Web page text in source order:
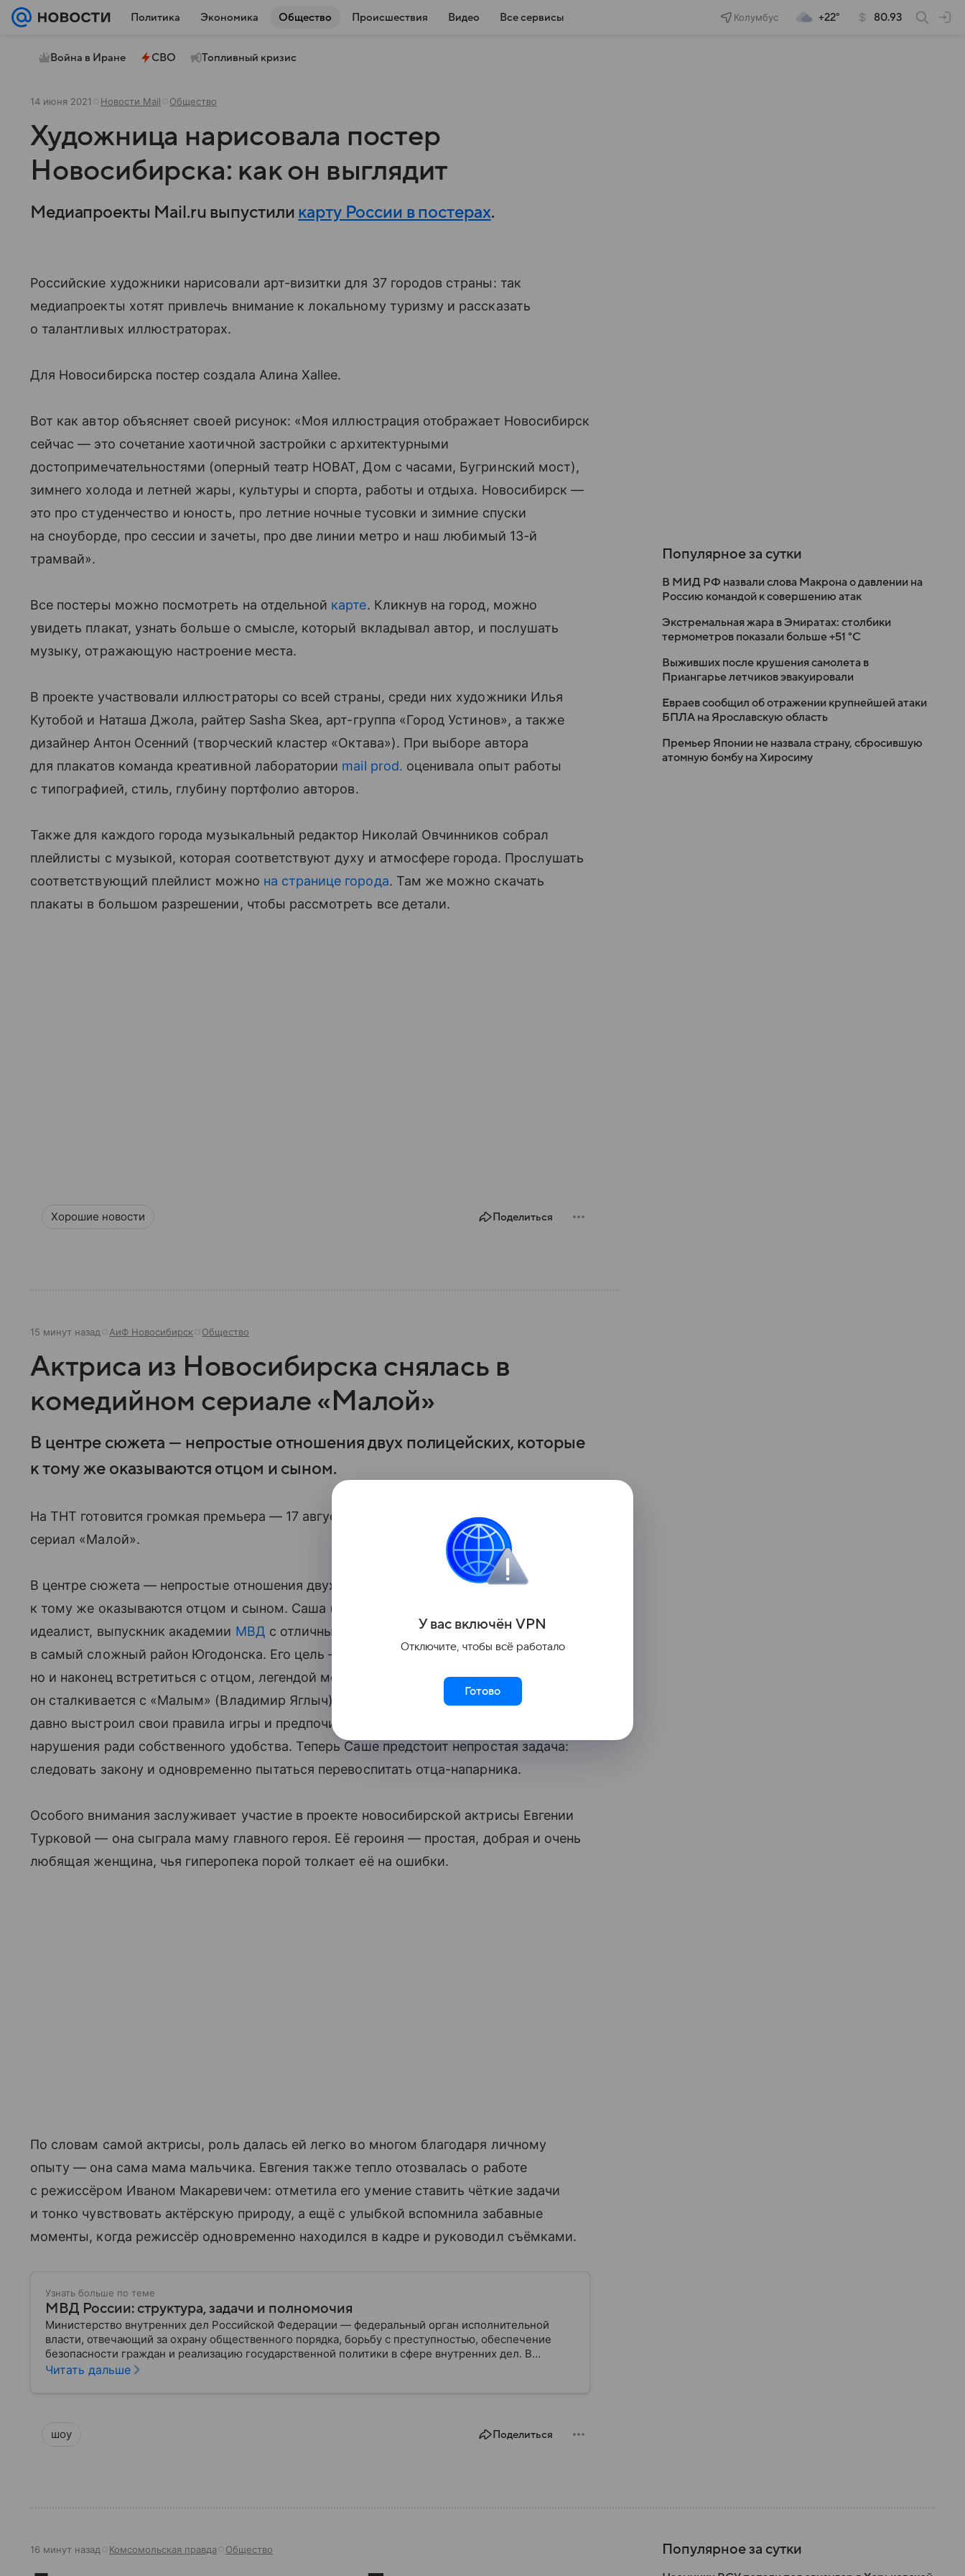
Политика Экономика Общество Происшествия Видео Все сервисы Колумбус +22° 80.93
Война в Иране СВО Топливный кризис
14 июня 2021 Новости Mail Общество
Художница нарисовала постер
Новосибирска: как он выглядит
Медиапроекты Mail.ru выпустили карту России в постерах.
Российские художники нарисовали арт-визитки для 37 городов страны: так
медиапроекты хотят привлечь внимание к локальному туризму и рассказать
о талантливых иллюстраторах.
Для Новосибирска постер создала Алина Xallee.
Вот как автор объясняет своей рисунок: «Моя иллюстрация отображает Новосибирск
сейчас — это сочетание хаотичной застройки с архитектурными
достопримечательностями (оперный театр НОВАТ, Дом с часами, Бугринский мост),
зимнего холода и летней жары, культуры и спорта, работы и отдыха. Новосибирск —
это про студенчество и юность, про летние ночные тусовки и зимние спуски
на сноуборде, про сессии и зачеты, про две линии метро и наш любимый 13-й
трамвай».
Все постеры можно посмотреть на отдельной карте. Кликнув на город, можно
увидеть плакат, узнать больше о смысле, который вкладывал автор, и послушать
музыку, отражающую настроение места.
В проекте участвовали иллюстраторы со всей страны, среди них художники Илья
Кутобой и Наташа Джола, райтер Sasha Skea, арт-группа «Город Устинов», а также
дизайнер Антон Осенний (творческий кластер «Октава»). При выборе автора
для плакатов команда креативной лаборатории mail prod. оценивала опыт работы
с типографией, стиль, глубину портфолио авторов.
Также для каждого города музыкальный редактор Николай Овчинников собрал
плейлисты с музыкой, которая соответствуют духу и атмосфере города. Прослушать
соответствующий плейлист можно на странице города. Там же можно скачать
плакаты в большом разрешении, чтобы рассмотреть все детали.
Хорошие новости Поделиться
15 минут назад АиФ Новосибирск Общество
Актриса из Новосибирска снялась в
комедийном сериале «Малой»
В центре сюжета — непростые отношения двух полицейских, которые
к тому же оказываются отцом и сыном.
На ТНТ готовится громкая премьера — 17 августа в 20:00 стартует комедийный
сериал «Малой».
В центре сюжета — непростые отношения двух полицейских, которые
к тому же оказываются отцом и сыном. Саша (Тимофей Кочнев) — молодой
идеалист, выпускник академии МВД с отличными оценками, — попадает на службу
в самый сложный район Югодонска. Его цель — не только раскрыть запутанные дела,
но и наконец встретиться с отцом, легендой местного розыска. Однако вместо героя
он сталкивается с «Малым» (Владимир Яглыч) — опытным оперативником, который
давно выстроил свои правила игры и предпочитает закрывать глаза на мелкие
нарушения ради собственного удобства. Теперь Саше предстоит непростая задача:
следовать закону и одновременно пытаться перевоспитать отца-напарника.
Особого внимания заслуживает участие в проекте новосибирской актрисы Евгении
Турковой — она сыграла маму главного героя. Её героиня — простая, добрая и очень
любящая женщина, чья гиперопека порой толкает её на ошибки.
По словам самой актрисы, роль далась ей легко во многом благодаря личному
опыту — она сама мама мальчика. Евгения также тепло отозвалась о работе
с режиссёром Иваном Макаревичем: отметила его умение ставить чёткие задачи
и тонко чувствовать актёрскую природу, а ещё с улыбкой вспомнила забавные
моменты, когда режиссёр одновременно находился в кадре и руководил съёмками.
Узнать больше по теме
МВД России: структура, задачи и полномочия
Министерство внутренних дел Российской Федерации — федеральный орган исполнительной
власти, отвечающий за охрану общественного порядка, борьбу с преступностью, обеспечение
безопасности граждан и реализацию государственной политики в сфере внутренних дел. В
материале рассказываем, чем занимается МВД России, какие задачи выполняет министерство, как
Читать дальше
шоу Поделиться
Популярное за сутки
В МИД РФ назвали слова Макрона о давлении на
Россию командой к совершению атак
Экстремальная жара в Эмиратах: столбики
термометров показали больше +51 °C
Выживших после крушения самолета в
Приангарье летчиков эвакуировали
Евраев сообщил об отражении крупнейшей атаки
БПЛА на Ярославскую область
Премьер Японии не назвала страну, сбросившую
атомную бомбу на Хиросиму
16 минут назад Комсомольская правда Общество Популярное за сутки
У вас включён VPN
Отключите, чтобы всё работало
Готово